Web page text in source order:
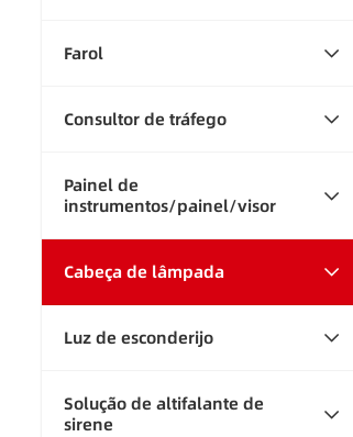
Farol
Consultor de tráfego
Painel de
instrumentos/painel/visor
Cabeça de lâmpada
Luz de esconderijo
Solução de altifalante de
sirene